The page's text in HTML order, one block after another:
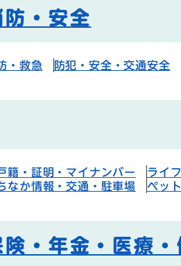
防・安全
・救急 防犯・安全・交通安全
籍・証明・マイナンバー ライ
なか情報・交通・駐車場 ペッ
・年金・医療・